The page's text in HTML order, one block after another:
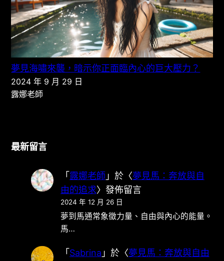
夢見海嘯來襲，暗示你正面臨內心的巨大壓力？
2024 年 9 月 29 日
露娜老師
最新留言
「露娜老師」於〈夢見馬：奔放與自
由的追求〉發佈留言
2024 年 12 月 26 日
夢到馬通常象徵力量、自由與內心的能量。
馬…
「 Sabrina 」於〈夢見馬：奔放與自由